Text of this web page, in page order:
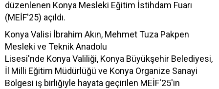
düzenlenen Konya Mesleki Eğitim İstihdam Fuarı
(MEİF'25) açıldı.
Konya Valisi İbrahim Akın, Mehmet Tuza Pakpen
Mesleki ve Teknik Anadolu
Lisesi'nde Konya Valiliği, Konya Büyükşehir Belediyesi,
İl Milli Eğitim Müdürlüğü ve Konya Organize Sanayi
Bölgesi iş birliğiyle hayata geçirilen MEİF'25'in